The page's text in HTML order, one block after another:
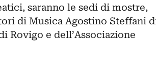
saranno le sedi di mostre,
di Musica Agostino Steffani
Rovigo e dell’Associazione